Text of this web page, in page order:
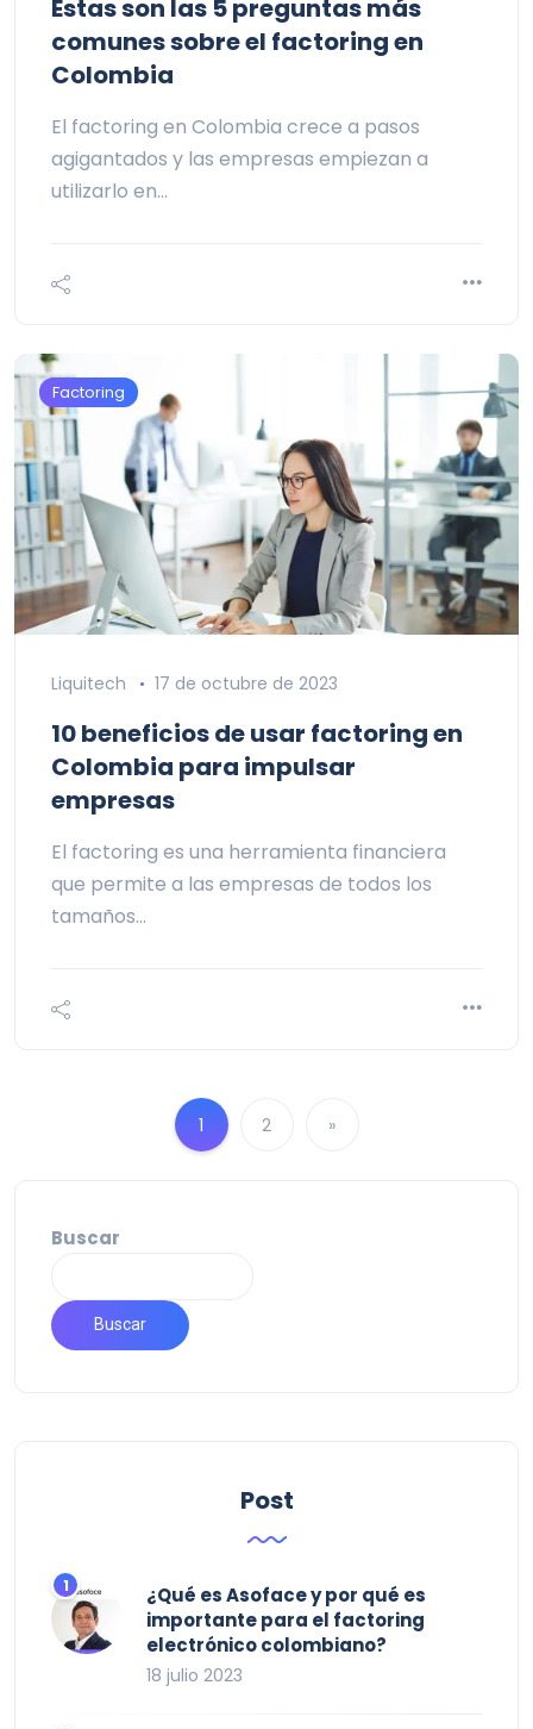
Estas son las 5 preguntas más
comunes sobre el factoring en
Colombia
El factoring en Colombia crece a pasos
agigantados y las empresas empiezan a
utilizarlo en…
Factoring
Liquitech 17 de octubre de 2023
10 beneficios de usar factoring en
Colombia para impulsar
empresas
El factoring es una herramienta financiera
que permite a las empresas de todos los
tamaños…
1 2 »
Buscar
Buscar
Post
¿Qué es Asoface y por qué es
importante para el factoring
electrónico colombiano?
18 julio 2023